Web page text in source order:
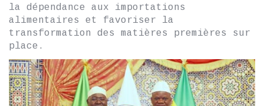
la dépendance aux importations
alimentaires et favoriser la
transformation des matières premières sur
place.